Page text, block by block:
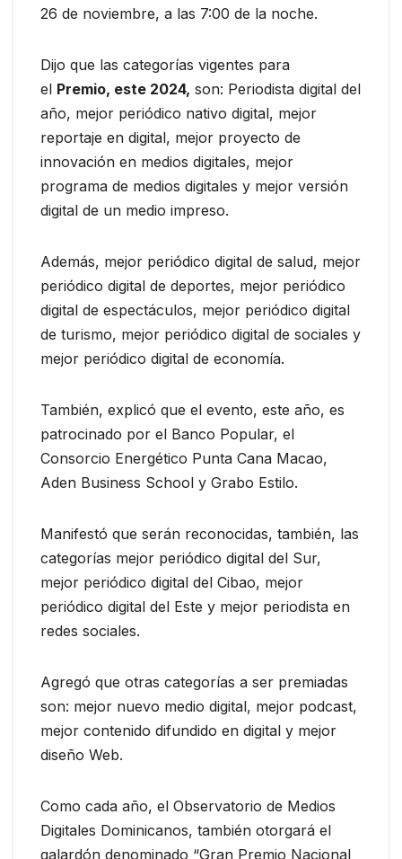
26 de noviembre, a las 7:00 de la noche.
Dijo que las categorías vigentes para
el Premio, este 2024, son: Periodista digital del
año, mejor periódico nativo digital, mejor
reportaje en digital, mejor proyecto de
innovación en medios digitales, mejor
programa de medios digitales y mejor versión
digital de un medio impreso.
Además, mejor periódico digital de salud, mejor
periódico digital de deportes, mejor periódico
digital de espectáculos, mejor periódico digital
de turismo, mejor periódico digital de sociales y
mejor periódico digital de economía.
También, explicó que el evento, este año, es
patrocinado por el Banco Popular, el
Consorcio Energético Punta Cana Macao,
Aden Business School y Grabo Estilo.
Manifestó que serán reconocidas, también, las
categorías mejor periódico digital del Sur,
mejor periódico digital del Cibao, mejor
periódico digital del Este y mejor periodista en
redes sociales.
Agregó que otras categorías a ser premiadas
son: mejor nuevo medio digital, mejor podcast,
mejor contenido difundido en digital y mejor
diseño Web.
Como cada año, el Observatorio de Medios
Digitales Dominicanos, también otorgará el
galardón denominado “Gran Premio Nacional